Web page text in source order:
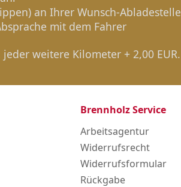
an Ihrer Wunsch-Abladestelle
mit dem Fahrer
weitere Kilometer + 2,00 EUR.
Brennholz Service
Arbeitsagentur
Widerrufsrecht
Widerrufsformular
Rückgabe